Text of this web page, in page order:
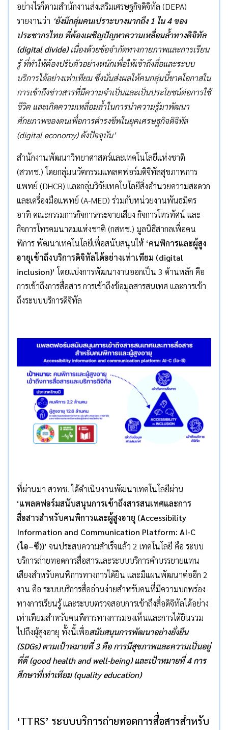
อย่างไรก็ตามสำนักงานส่งเสริมเศรษฐกิจดิจิทัล (DEPA)
รายงานว่า ‘ยังมีกลุ่มคนเปราะบางมากถึง1 ใน4ของ
ประชากรไทย ที่ต้องเผชิญปัญหาความเหลื่อมล้ำทางดิจิทัล
(digital divide)เนื่องด้วยข้อจำกัดทางกายภาพและการเรียน
รู้ ที่ทำให้ต้องปรับตัวอย่างหนักเพื่อให้เข้าถึงสื่อและระบบ
บริการได้อย่างเท่าเทียม ซึ่งนั่นส่งผลให้คนกลุ่มนี้ขาดโอกาสใน
การเข้าถึงข่าวสารที่มีความจำเป็นและเป็นประโยชน์ต่อการใช้
ชีวิต และเกิดความเหลื่อมล้ำในการนำความรู้มาพัฒนา
ศักยภาพของตนเพื่อการดำรงชีพในยุคเศรษฐกิจดิจิทัล
(digital economy)ดังปัจจุบัน’
สำนักงานพัฒนาวิทยาศาสตร์และเทคโนโลยีแห่งชาติ
(สวทช.) โดยกลุ่มนวัตกรรมแพลตฟอร์มดิจิทัลสุขภาพการ
แพทย์ (DHCB) และกลุ่มวิจัยเทคโนโลยีสิ่งอำนวยความสะดวก
และเครื่องมือแพทย์ (A-MED) ร่วมกับหน่วยงานพันธมิตร
อาทิ คณะกรรมการกิจการกระจายเสียง กิจการโทรทัศน์ และ
กิจการโทรคมนาคมแห่งชาติ (กสทช.) มูลนิธิสากลเพื่อคน
พิการ พัฒนาเทคโนโลยีเพื่อสนับสนุนให้ ‘คนพิการและผู้สูง
อายุเข้าถึงบริการดิจิทัลได้อย่างเท่าเทียม (digital
inclusion)’ โดยแบ่งการพัฒนางานออกเป็น 3 ด้านหลัก คือ
การเข้าถึงการสื่อสาร การเข้าถึงข้อมูลสารสนเทศ และการเข้า
ถึงระบบบริการดิจิทัล
ที่ผ่านมา สวทช. ได้ดำเนินงานพัฒนาเทคโนโลยีผ่าน
‘แพลตฟอร์มสนับสนุนการเข้าถึงสารสนเทศและการ
สื่อสารสำหรับคนพิการและผู้สูงอายุ (Accessibility
Information and Communication Platform: AI-C
(ไอ–ซี))’ จนประสบความสำเร็จแล้ว 2 เทคโนโลยี คือ ระบบ
บริการถ่ายทอดการสื่อสารและระบบบริการคำบรรยายแทน
เสียงสำหรับคนพิการทางการได้ยิน และมีแผนพัฒนาต่ออีก 2
งาน คือ ระบบบริการสื่ออ่านง่ายสำหรับคนที่มีความบกพร่อง
ทางการเรียนรู้ และระบบตรวจสอบการเข้าถึงสื่อดิจิทัลได้อย่าง
เท่าเทียมสำหรับคนพิการทางการมองเห็นและการได้ยินรวม
ไปถึงผู้สูงอายุ ทั้งนี้เพื่อสนับสนุนการพัฒนาอย่างยั่งยืน
(SDGs)ตามเป้าหมายที่3คือ การมีสุขภาพและความเป็นอยู่
ที่ดี(good health and well-being)และเป้าหมายที่4การ
ศึกษาที่เท่าเทียม(quality education)
‘TTRS’ ระบบบริการถ่ายทอดการสื่อสารสำหรับ